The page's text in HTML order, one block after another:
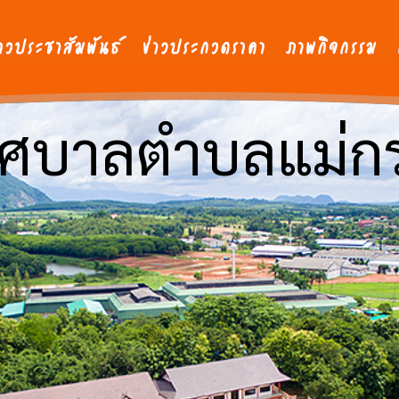
บาลตำบลแม่